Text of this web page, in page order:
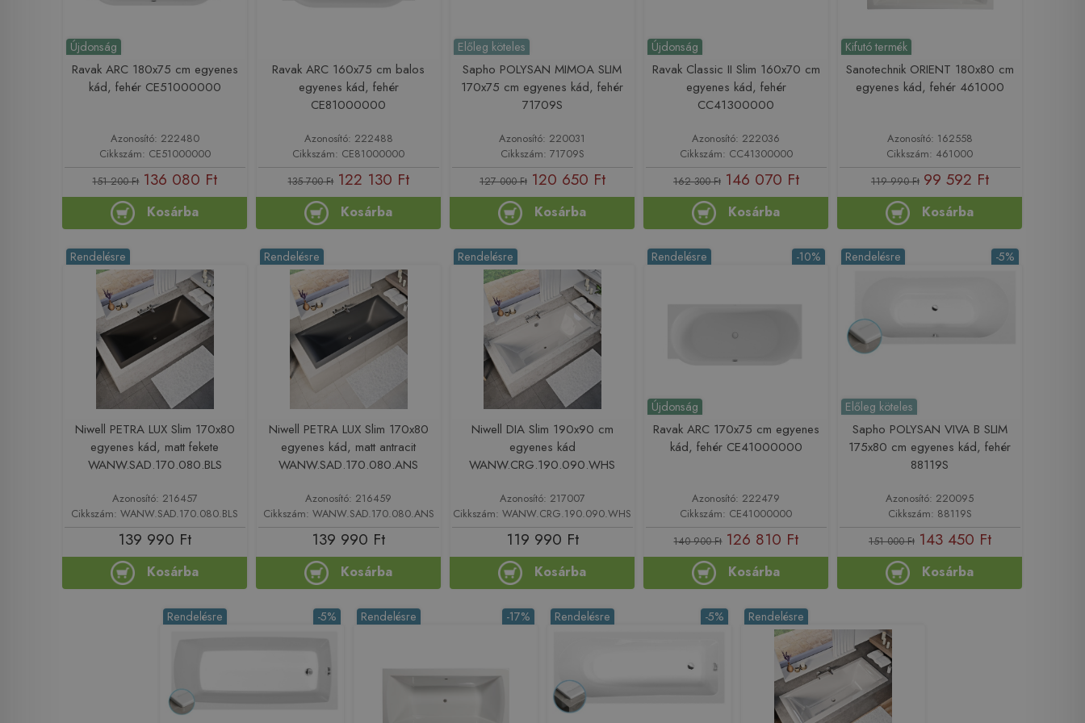
Újdonság
Ravak ARC 180x75 cm egyenes
kád, fehér CE51000000
Azonosító: 222480
Cikkszám: CE51000000
151 200 Ft 136 080 Ft
Kosárba
Ravak ARC 160x75 cm balos
egyenes kád, fehér
CE81000000
Azonosító: 222488
Cikkszám: CE81000000
135 700 Ft 122 130 Ft
Kosárba
Előleg köteles
Sapho POLYSAN MIMOA SLIM
170x75 cm egyenes kád, fehér
71709S
Azonosító: 220031
Cikkszám: 71709S
127 000 Ft 120 650 Ft
Kosárba
Újdonság
Ravak Classic II Slim 160x70 cm
egyenes kád, fehér
CC41300000
Azonosító: 222036
Cikkszám: CC41300000
162 300 Ft 146 070 Ft
Kosárba
Kifutó termék
Sanotechnik ORIENT 180x80 cm
egyenes kád, fehér 461000
Azonosító: 162558
Cikkszám: 461000
119 990 Ft 99 592 Ft
Kosárba
Rendelésre
Niwell PETRA LUX Slim 170x80
egyenes kád, matt fekete
WANW.SAD.170.080.BLS
Azonosító: 216457
Cikkszám: WANW.SAD.170.080.BLS
139 990 Ft
Kosárba
Rendelésre
Niwell PETRA LUX Slim 170x80
egyenes kád, matt antracit
WANW.SAD.170.080.ANS
Azonosító: 216459
Cikkszám: WANW.SAD.170.080.ANS
139 990 Ft
Kosárba
Rendelésre
Niwell DIA Slim 190x90 cm
egyenes kád
WANW.CRG.190.090.WHS
Azonosító: 217007
Cikkszám: WANW.CRG.190.090.WHS
119 990 Ft
Kosárba
Újdonság
-10%
Rendelésre
Ravak ARC 170x75 cm egyenes
kád, fehér CE41000000
Azonosító: 222479
Cikkszám: CE41000000
140 900 Ft 126 810 Ft
Kosárba
-5%
Rendelésre
Előleg köteles
Sapho POLYSAN VIVA B SLIM
175x80 cm egyenes kád, fehér
88119S
Azonosító: 220095
Cikkszám: 88119S
151 000 Ft 143 450 Ft
Kosárba
-5%
Rendelésre -17%
Rendelésre -5%
Rendelésre Rendelésre